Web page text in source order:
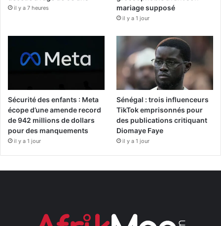
il y a 7 heures
mariage supposé
il y a 1 jour
Sécurité des enfants : Meta
écope d’une amende record
de 942 millions de dollars
pour des manquements
il y a 1 jour
Sénégal : trois influenceurs
TikTok emprisonnés pour
des publications critiquant
Diomaye Faye
il y a 1 jour